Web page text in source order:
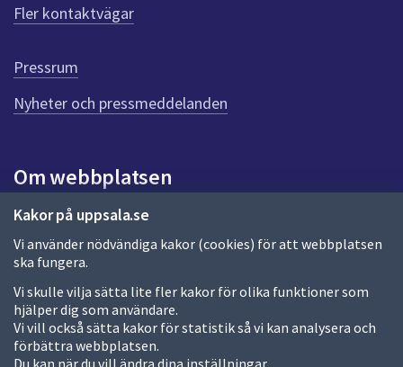
Kakor på uppsala.se
Vi använder nödvändiga kakor (cookies) för att webbplatsen
ska fungera.
Vi skulle vilja sätta lite fler kakor för olika funktioner som
hjälper dig som användare.
Vi vill också sätta kakor för statistik så vi kan analysera och
förbättra webbplatsen.
Du kan när du vill ändra dina inställningar.
ö
r
e
n
n
a
d
a
Fler kontaktvägar
Pressrum
Nyheter och pressmeddelanden
Om webbplatsen
Om webbplatsen
Allmänna handlingar och diarium
Behandling av personuppgifter
Kakor
Språk (other languages)